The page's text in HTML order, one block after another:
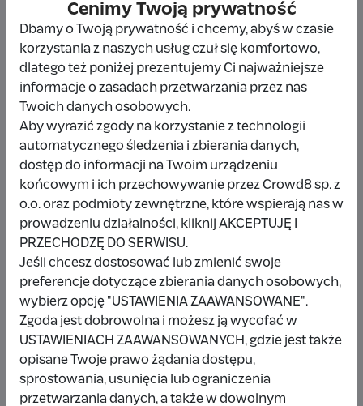
Inna kwota
Udostępnij Zgłoś
Wpłacający/a
Monika Sopata
20 zł 2 dni temu
Wpłata anonimowa
Cenimy Twoją prywatność
Dbamy o Twoją prywatność i chcemy, abyś w czasie
korzystania z naszych usług czuł się komfortowo,
dlatego też poniżej prezentujemy Ci najważniejsze
informacje o zasadach przetwarzania przez nas
Twoich danych osobowych.
Aby wyrazić zgody na korzystanie z technologii
automatycznego śledzenia i zbierania danych,
dostęp do informacji na Twoim urządzeniu
końcowym i ich przechowywanie przez Crowd8 sp. z
o.o. oraz podmioty zewnętrzne, które wspierają nas w
prowadzeniu działalności, kliknij AKCEPTUJĘ I
PRZECHODZĘ DO SERWISU.
Jeśli chcesz dostosować lub zmienić swoje
preferencje dotyczące zbierania danych osobowych,
wybierz opcję "USTAWIENIA ZAAWANSOWANE".
Zgoda jest dobrowolna i możesz ją wycofać w
USTAWIENIACH ZAAWANSOWANYCH, gdzie jest także
opisane Twoje prawo żądania dostępu,
sprostowania, usunięcia lub ograniczenia
przetwarzania danych, a także w dowolnym